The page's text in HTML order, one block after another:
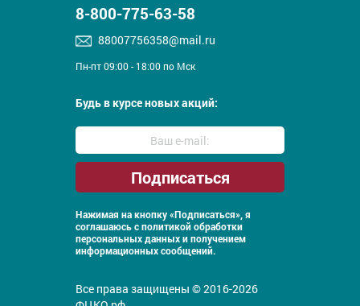
8-800-775-63-58
88007756358@mail.ru
Пн-пт 09:00 - 18:00 по Мск
Будь в курсе новых акций:
Нажимая на кнопку «Подписаться», я
соглашаюсь с политикой обработки
персональных данных и получением
информационных сообщений.
Все права защищены © 2016-2026